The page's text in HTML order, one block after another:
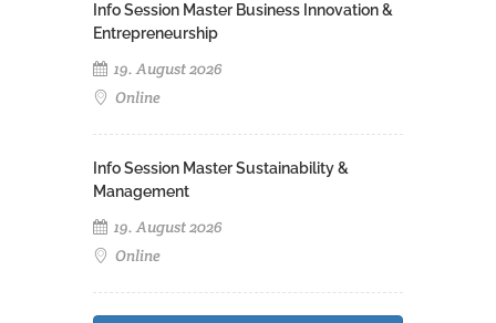
Info Session Master Business Innovation &
Entrepreneurship
19. August 2026
Online
Info Session Master Sustainability &
Management
19. August 2026
Online